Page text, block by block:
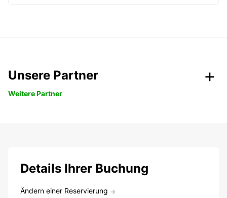
Unsere Partner
Weitere Partner
Details Ihrer Buchung
Ändern einer Reservierung